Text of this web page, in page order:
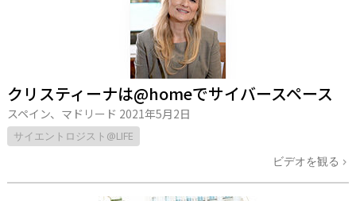
クリスティーナは@homeでサイバースペース
スペイン、マドリード 2021年5月2日
サイエントロジスト@LIFE
ビデオを観る